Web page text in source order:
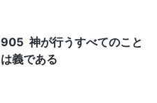
905 神が行うすべてのこと
は義である